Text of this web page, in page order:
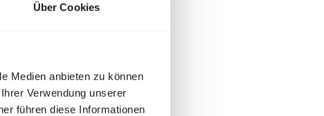
Über Cookies
Medien anbieten zu können
Verwendung unserer
führen diese Informationen